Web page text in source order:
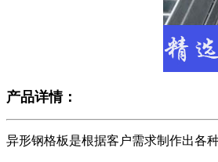
产品详情：
异形钢格板是根据客户需求制作出各